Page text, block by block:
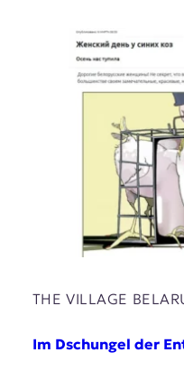
THE VILLAGE
Im Dschungel der